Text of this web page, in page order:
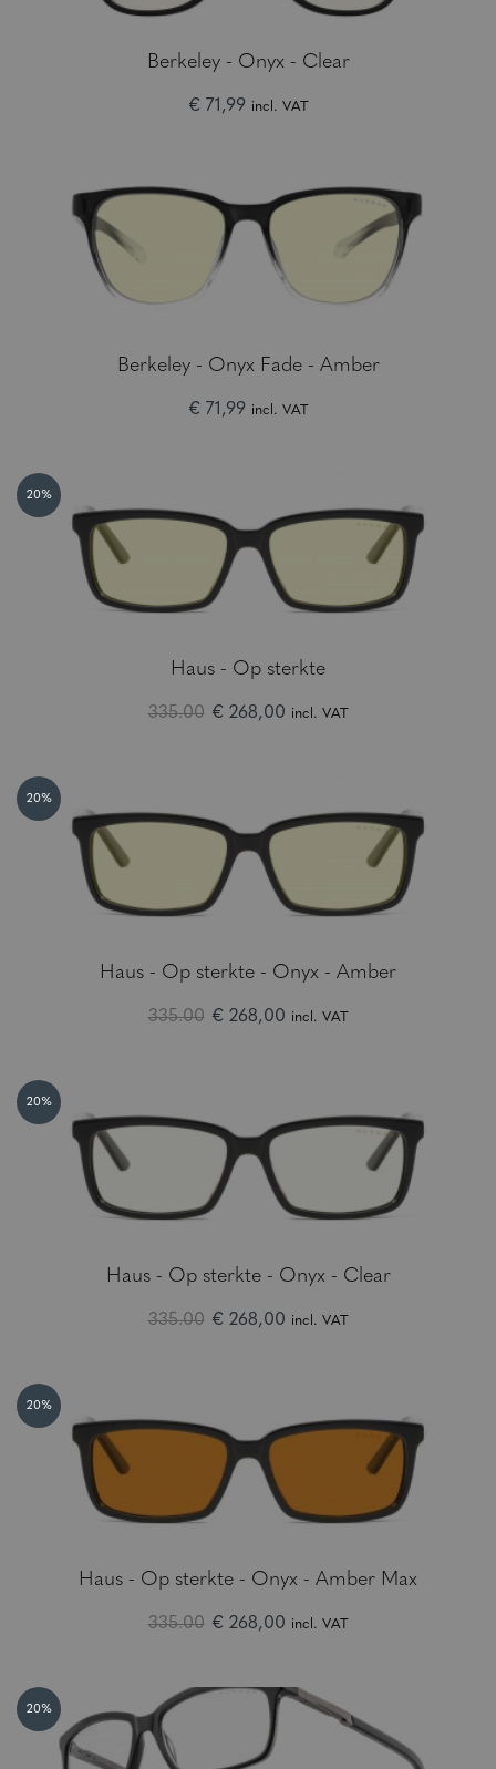
Berkeley - Onyx - Clear
€ 71,99 incl. VAT
Berkeley - Onyx Fade - Amber
€ 71,99 incl. VAT
20%
Haus - Op sterkte
335.00 € 268,00 incl. VAT
20%
Haus - Op sterkte - Onyx - Amber
335.00 € 268,00 incl. VAT
20%
Haus - Op sterkte - Onyx - Clear
335.00 € 268,00 incl. VAT
20%
Haus - Op sterkte - Onyx - Amber Max
335.00 € 268,00 incl. VAT
20%